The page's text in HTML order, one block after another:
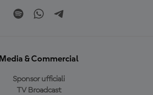
Media & Commercial
Sponsor ufficiali
TV Broadcast